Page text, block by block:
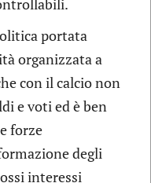
portata
organizzata a
con il calcio non
e voti ed è ben
forze
degli
interessi